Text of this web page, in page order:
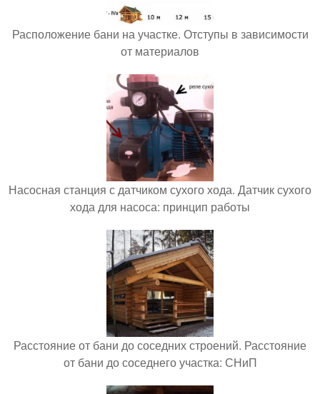
Расположение бани на участке. Отступы в зависимости
от материалов
Насосная станция с датчиком сухого хода. Датчик сухого
хода для насоса: принцип работы
Расстояние от бани до соседних строений. Расстояние
от бани до соседнего участка: СНиП